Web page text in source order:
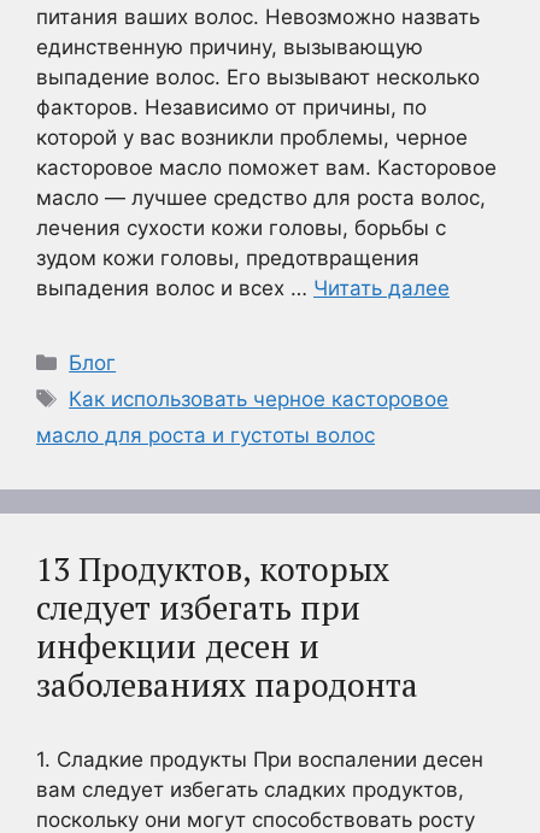
питания ваших волос. Невозможно назвать
единственную причину, вызывающую
выпадение волос. Его вызывают несколько
факторов. Независимо от причины, по
которой у вас возникли проблемы, черное
касторовое масло поможет вам. Касторовое
масло — лучшее средство для роста волос,
лечения сухости кожи головы, борьбы с
зудом кожи головы, предотвращения
выпадения волос и всех … Читать далее
Рубрики
Блог
Метки
Как использовать черное касторовое
масло для роста и густоты волос
13 Продуктов, которых
следует избегать при
инфекции десен и
заболеваниях пародонта
1. Сладкие продукты При воспалении десен
вам следует избегать сладких продуктов,
поскольку они могут способствовать росту